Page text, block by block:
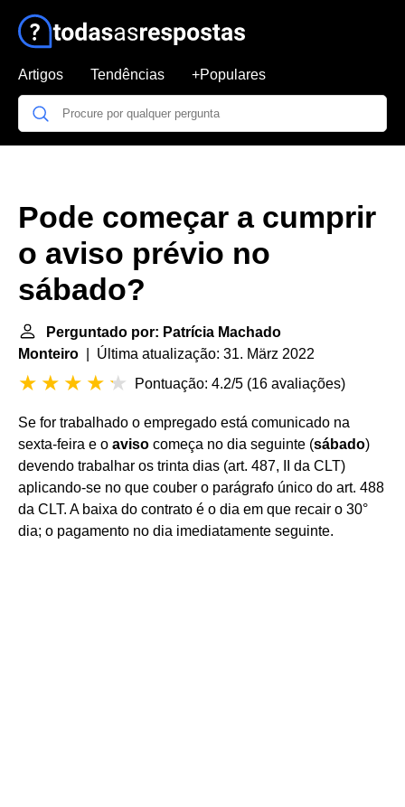
Artigos Tendências +Populares
Pode começar a cumprir
o aviso prévio no
sábado?
Perguntado por: Patrícia Machado
Monteiro | Última atualização: 31. März 2022
Pontuação: 4.2/5 (16 avaliações)
Se for trabalhado o empregado está comunicado na
sexta-feira e o aviso começa no dia seguinte (sábado)
devendo trabalhar os trinta dias (art. 487, II da CLT)
aplicando-se no que couber o parágrafo único do art. 488
da CLT. A baixa do contrato é o dia em que recair o 30°
dia; o pagamento no dia imediatamente seguinte.